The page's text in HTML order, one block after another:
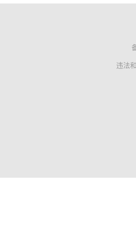
违法